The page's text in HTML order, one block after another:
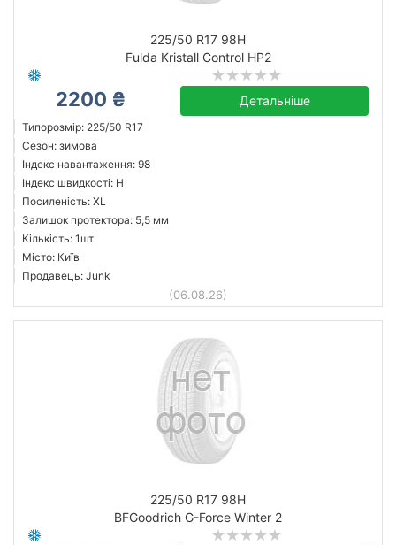
225/50 R17 98H
Fulda Kristall Control HP2
2200 ₴ Детальніше
Типорозмір: 225/50 R17
Сезон: зимова
Індекс навантаження: 98
Індекс швидкості: H
Посиленість: XL
Залишок протектора: 5,5 мм
Кількість: 1шт
Місто: Київ
Продавець: Junk
(06.08.26)
225/50 R17 98H
BFGoodrich G-Force Winter 2